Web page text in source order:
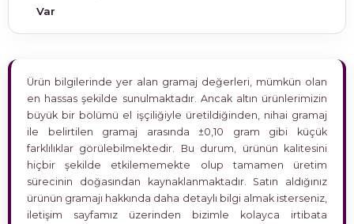
Var
Ürün bilgilerinde yer alan gramaj değerleri, mümkün olan
en hassas şekilde sunulmaktadır. Ancak altın ürünlerimizin
büyük bir bölümü el işçiliğiyle üretildiğinden, nihai gramaj
ile belirtilen gramaj arasında ±0,10 gram gibi küçük
farklılıklar görülebilmektedir. Bu durum, ürünün kalitesini
hiçbir şekilde etkilememekte olup tamamen üretim
sürecinin doğasından kaynaklanmaktadır. Satın aldığınız
ürünün gramajı hakkında daha detaylı bilgi almak isterseniz,
iletişim sayfamız üzerinden bizimle kolayca irtibata